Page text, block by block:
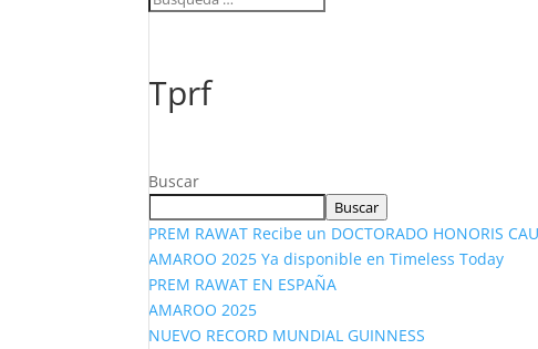
Tprf
Buscar
Buscar
PREM RAWAT Recibe un DOCTORADO HONORIS
AMAROO 2025 Ya disponible en Timeless Today
PREM RAWAT EN ESPAÑA
AMAROO 2025
NUEVO RECORD MUNDIAL GUINNESS